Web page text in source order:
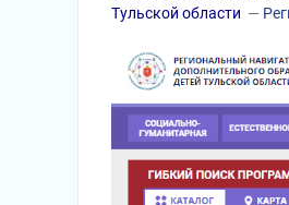
Тульской области —